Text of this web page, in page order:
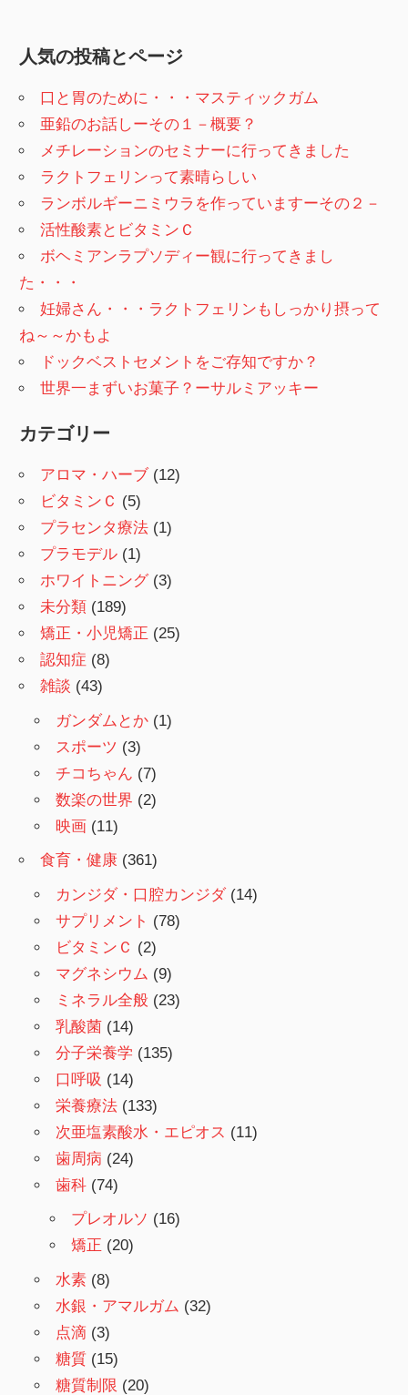
人気の投稿とページ
口と胃のために・・・マスティックガム
亜鉛のお話しーその１－概要？
メチレーションのセミナーに行ってきました
ラクトフェリンって素晴らしい
ランボルギーニミウラを作っていますーその２－
活性酸素とビタミンＣ
ボヘミアンラプソディー観に行ってきまし
た・・・
妊婦さん・・・ラクトフェリンもしっかり摂って
ね～～かもよ
ドックベストセメントをご存知ですか？
世界一まずいお菓子？ーサルミアッキー
カテゴリー
アロマ・ハーブ (12)
ビタミンＣ (5)
プラセンタ療法 (1)
プラモデル (1)
ホワイトニング(3)
未分類 (189)
矯正・小児矯正 (25)
認知症 (8)
雑談 (43)
ガンダムとか (1)
スポーツ (3)
チコちゃん (7)
数楽の世界 (2)
映画 (11)
食育・健康 (361)
カンジダ・口腔カンジダ(14)
サプリメント (78)
ビタミンＣ (2)
マグネシウム (9)
ミネラル全般 (23)
乳酸菌 (14)
分子栄養学 (135)
口呼吸 (14)
栄養療法 (133)
次亜塩素酸水・エピオス (11)
歯周病 (24)
歯科 (74)
プレオルソ (16)
矯正 (20)
水素 (8)
水銀・アマルガム (32)
点滴 (3)
糖質 (15)
糖質制限 (20)